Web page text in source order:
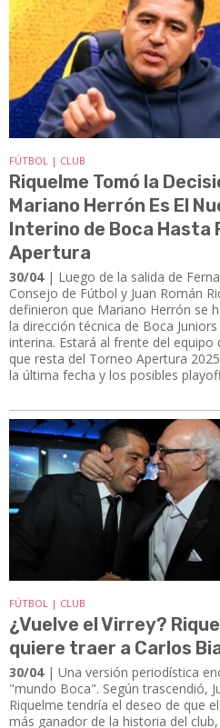
FÚTBOL | CLUB
Riquelme Tomó la
Mariano Herrón Es El
Interino de Boca Hasta
Apertura
30/04| Luego de la salida de
Consejo de Fútbol y Juan Román
definieron que Mariano Herrón se
la dirección técnica de Boca
interina. Estará al frente del equipo
que resta del Torneo Apertura
la última fecha y los posibles
FÚTBOL | CLUB
¿Vuelve el Virrey?
quiere traer a Carlos
30/04| Una versión periodística
"mundo Boca". Según trascendió,
Riquelme tendría el deseo de que
más ganador de la historia del